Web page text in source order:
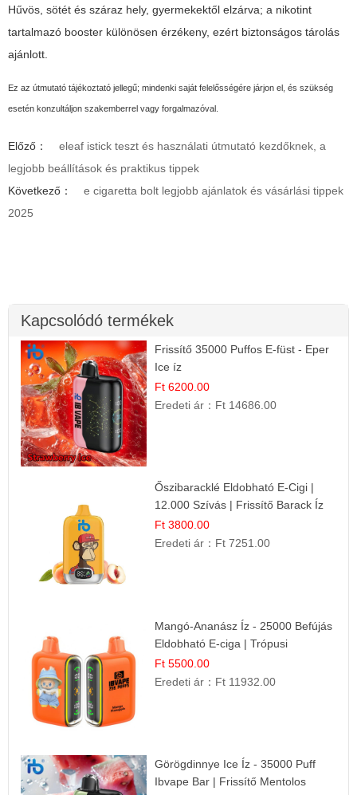
Hűvös, sötét és száraz hely, gyermekektől elzárva; a nikotint
tartalmazó booster különösen érzékeny, ezért biztonságos tárolás
ajánlott.
Ez az útmutató tájékoztató jellegű; mindenki saját felelősségére járjon el, és szükség
esetén konzultáljon szakemberrel vagy forgalmazóval.
Előző：
eleaf istick teszt és használati útmutató kezdőknek, a
legjobb beállítások és praktikus tippek
Következő：
e cigaretta bolt legjobb ajánlatok és vásárlási tippek
2025
Kapcsolódó termékek
Frissítő 35000 Puffos E-füst - Eper
Ice íz
Ft 6200.00
Eredeti ár： Ft 14686.00
Őszibaracklé Eldobható E-Cigi |
12.000 Szívás | Frissítő Barack Íz
Ft 3800.00
Eredeti ár： Ft 7251.00
Mangó-Ananász Íz - 25000 Befújás
Eldobható E-ciga | Trópusi
Gyümölcs Élmény!
Ft 5500.00
Eredeti ár： Ft 11932.00
Görögdinnye Ice Íz - 35000 Puff
Ibvape Bar | Frissítő Mentolos